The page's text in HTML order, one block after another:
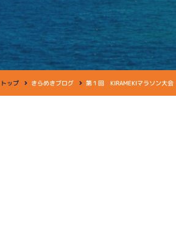
トップ きらめきブログ 第１回 KIRAMEKIマラソン大会